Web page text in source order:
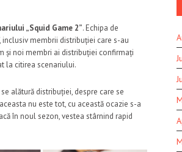
„Squid Game 2”. Echipa de
inclusiv membrii distribuției care s-au
și noi membri ai distribuției confirmați
la citirea scenariului.
alătură distribuției, despre care se
aceasta nu este tot, cu această ocazie s-a
în noul sezon, vestea stârnind rapid